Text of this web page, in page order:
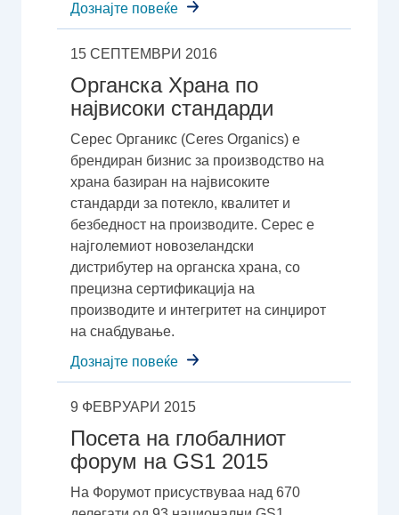
Дознајте повеќе
15 СЕПТЕМВРИ 2016
Органска Храна по
највисоки стандарди
Серес Органикс (Ceres Organics) е
брендиран бизнис за производство на
храна базиран на највисоките
стандарди за потекло, квалитет и
безбедност на производите. Серес е
најголемиот новозеландски
дистрибутер на органска храна, со
прецизна сертификација на
производите и интегритет на синџирот
на снабдување.
Дознајте повеќе
9 ФЕВРУАРИ 2015
Посета на глобалниот
форум на GS1 2015
На Форумот присуствуваа над 670